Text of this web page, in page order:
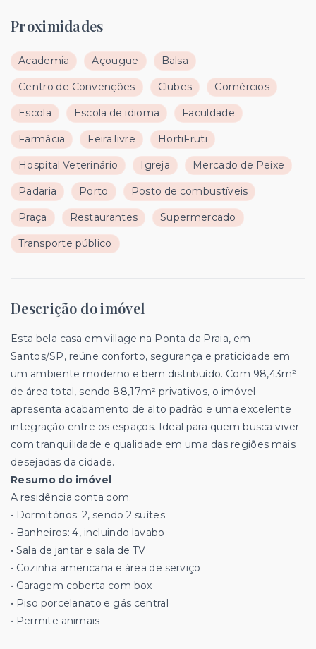
Proximidades
Academia Açougue Balsa
Centro de Convenções Clubes Comércios
Escola Escola de idioma Faculdade
Farmácia Feira livre HortiFruti
Hospital Veterinário Igreja Mercado de Peixe
Padaria Porto Posto de combustíveis
Praça Restaurantes Supermercado
Transporte público
Descrição do imóvel
Esta bela casa em village na Ponta da Praia, em
Santos/SP, reúne conforto, segurança e praticidade em
um ambiente moderno e bem distribuído. Com 98,43m²
de área total, sendo 88,17m² privativos, o imóvel
apresenta acabamento de alto padrão e uma excelente
integração entre os espaços. Ideal para quem busca viver
com tranquilidade e qualidade em uma das regiões mais
desejadas da cidade.
Resumo do imóvel
A residência conta com:
• Dormitórios: 2, sendo 2 suítes
• Banheiros: 4, incluindo lavabo
• Sala de jantar e sala de TV
• Cozinha americana e área de serviço
• Garagem coberta com box
• Piso porcelanato e gás central
• Permite animais